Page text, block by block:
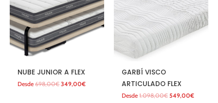
NUBE JUNIOR A FLEX
Desde 698,00€ 349,00€
GARBÍ VISCO
ARTICULADO FLEX
Desde 1.098,00€ 549,00€